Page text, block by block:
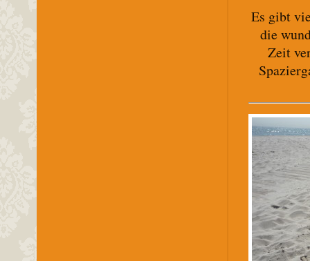
Es gibt
die
Zeit